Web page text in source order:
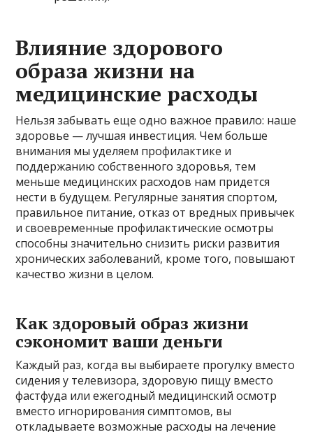
Влияние здорового
образа жизни на
медицинские расходы
Нельзя забывать еще одно важное правило: наше
здоровье — лучшая инвестиция. Чем больше
внимания мы уделяем профилактике и
поддержанию собственного здоровья, тем
меньше медицинских расходов нам придется
нести в будущем. Регулярные занятия спортом,
правильное питание, отказ от вредных привычек
и своевременные профилактические осмотры
способны значительно снизить риски развития
хронических заболеваний, кроме того, повышают
качество жизни в целом.
Как здоровый образ жизни
сэкономит ваши деньги
Каждый раз, когда вы выбираете прогулку вместо
сидения у телевизора, здоровую пищу вместо
фастфуда или ежегодный медицинский осмотр
вместо игнорирования симптомов, вы
откладываете возможные расходы на лечение